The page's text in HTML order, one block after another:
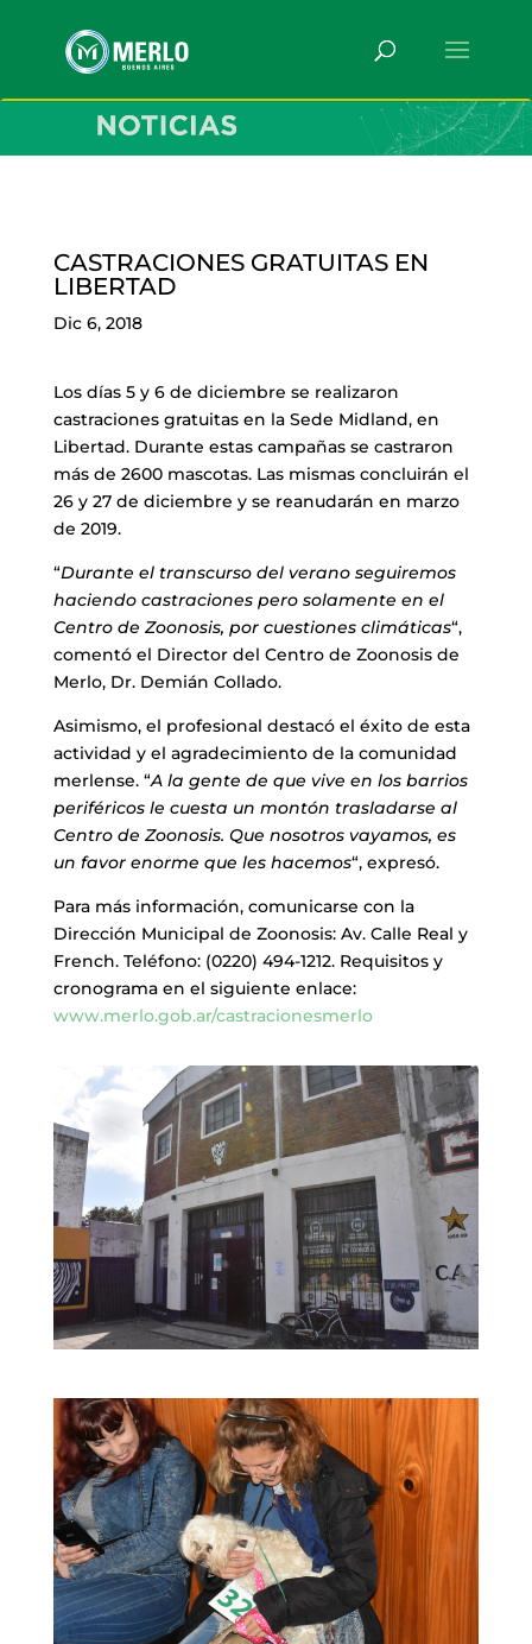
CASTRACIONES GRATUITAS EN
LIBERTAD
Dic 6, 2018
Los días 5 y 6 de diciembre se realizaron
castraciones gratuitas en la Sede Midland, en
Libertad. Durante estas campañas se castraron
más de 2600 mascotas. Las mismas concluirán el
26 y 27 de diciembre y se reanudarán en marzo
de 2019.
“Durante el transcurso del verano seguiremos
haciendo castraciones pero solamente en el
Centro de Zoonosis, por cuestiones climáticas“,
comentó el Director del Centro de Zoonosis de
Merlo, Dr. Demián Collado.
Asimismo, el profesional destacó el éxito de esta
actividad y el agradecimiento de la comunidad
merlense. “A la gente de que vive en los barrios
periféricos le cuesta un montón trasladarse al
Centro de Zoonosis. Que nosotros vayamos, es
un favor enorme que les hacemos“, expresó.
Para más información, comunicarse con la
Dirección Municipal de Zoonosis: Av. Calle Real y
French. Teléfono: (0220) 494-1212. Requisitos y
cronograma en el siguiente enlace:
www.merlo.gob.ar/castracionesmerlo